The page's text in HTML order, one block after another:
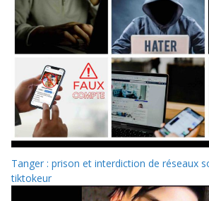
Tanger : prison et interdiction de réseaux
tiktokeur